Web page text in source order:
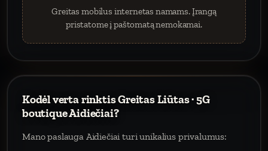
Greitas mobilus internetas namams. Įrangą
pristatome į paštomatą nemokamai.
Kodėl verta rinktis Greitas Liūtas · 5G
boutique Aidiečiai?
Mano paslauga Aidiečiai turi unikalius privalumus: